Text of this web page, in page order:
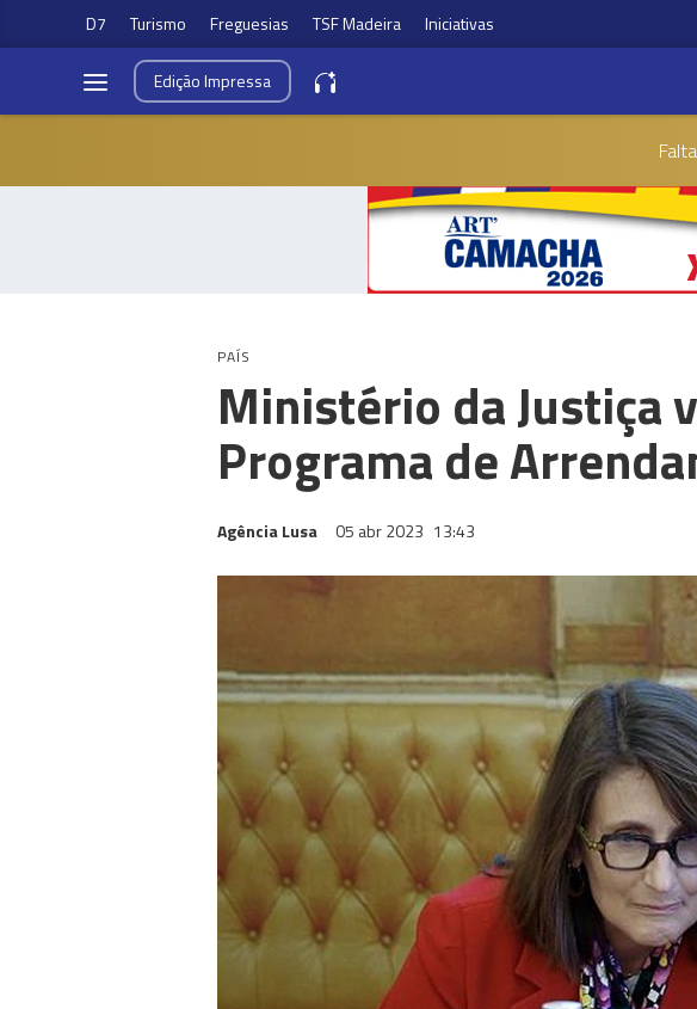
D7 Turismo Freguesias TSF Madeira Iniciativas
EdiçãoImpressa
PAÍS
Ministério da Justiça
Programa de
Agência Lusa 05 abr 2023 13:43